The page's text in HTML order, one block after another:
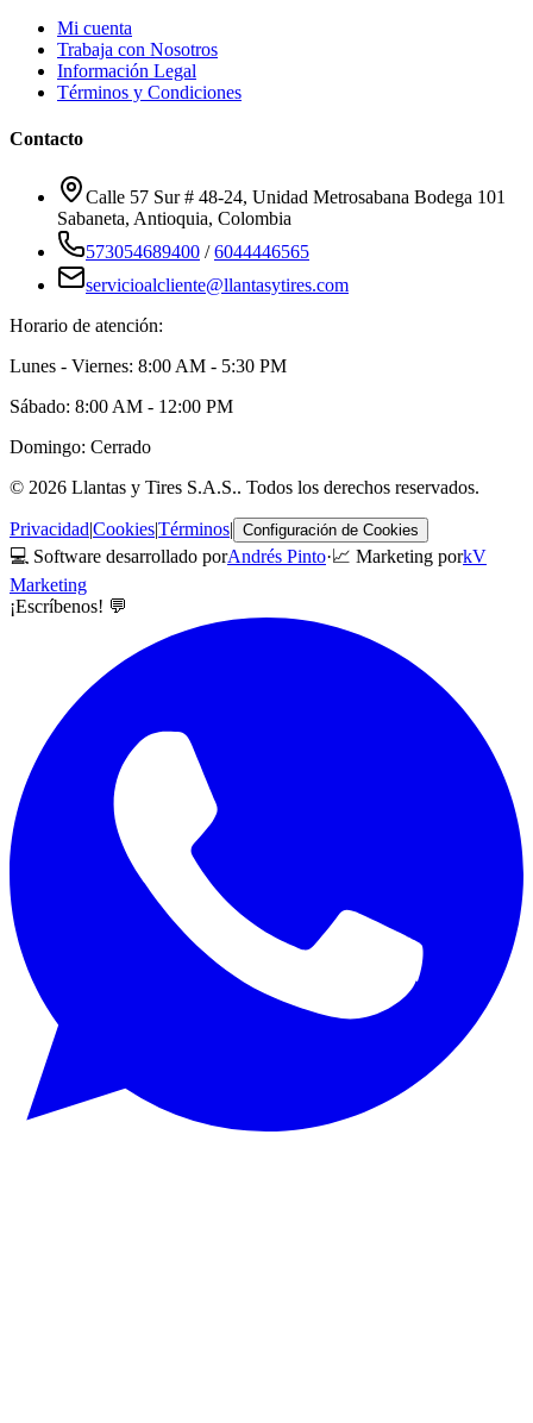
Mi cuenta
Trabaja con Nosotros
Información Legal
Términos y Condiciones
Contacto
Calle 57 Sur # 48-24, Unidad Metrosabana Bodega 101
Sabaneta, Antioquia, Colombia
573054689400 /6044446565
servicioalcliente@llantasytires.com
Horario de atención:
Lunes - Viernes: 8:00 AM - 5:30 PM
Sábado: 8:00 AM - 12:00 PM
Domingo: Cerrado
© 2026 Llantas y Tires S.A.S.. Todos los derechos reservados.
Privacidad|Cookies|Términos| Configuración de Cookies
💻 Software desarrollado porAndrés Pinto·📈 Marketing porkV
Marketing
¡Escríbenos! 💬